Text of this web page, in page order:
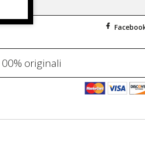
originali